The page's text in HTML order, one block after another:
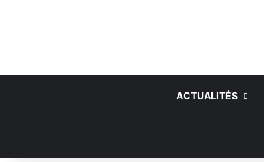
ACTUALITÉS